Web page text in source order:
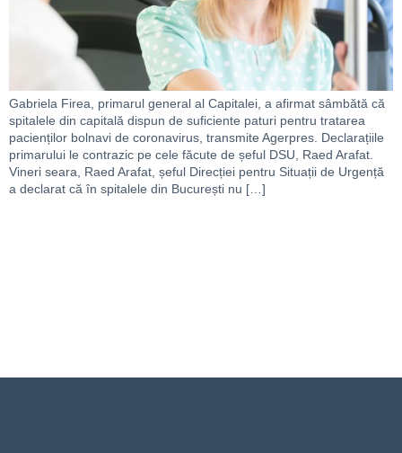
Gabriela Firea, primarul general al Capitalei, a afirmat sâmbătă că
spitalele din capitală dispun de suficiente paturi pentru tratarea
pacienților bolnavi de coronavirus, transmite Agerpres. Declarațiile
primarului le contrazic pe cele făcute de șeful DSU, Raed Arafat.
Vineri seara, Raed Arafat, șeful Direcției pentru Situații de Urgență
a declarat că în spitalele din București nu […]